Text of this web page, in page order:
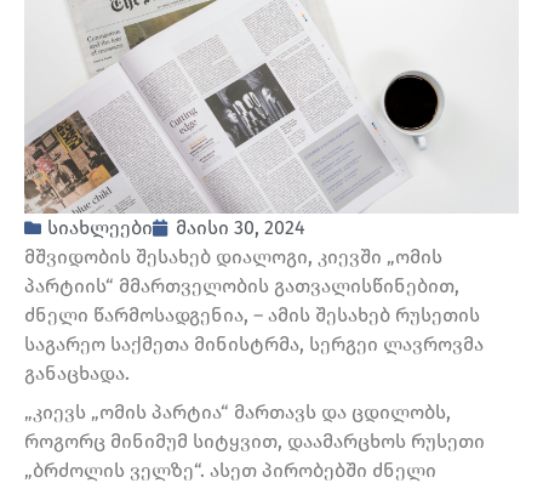
სიახლეები
მაისი 30, 2024
მშვიდობის შესახებ დიალოგი, კიევში „ომის
პარტიის“ მმართველობის გათვალისწინებით,
ძნელი წარმოსადგენია, – ამის შესახებ რუსეთის
საგარეო საქმეთა მინისტრმა, სერგეი ლავროვმა
განაცხადა.
„კიევს „ომის პარტია“ მართავს და ცდილობს,
როგორც მინიმუმ სიტყვით, დაამარცხოს რუსეთი
„ბრძოლის ველზე“. ასეთ პირობებში ძნელი